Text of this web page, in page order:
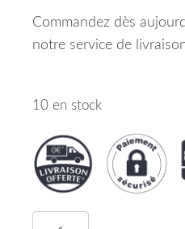
Commandez dès
notre service de
10 en stock